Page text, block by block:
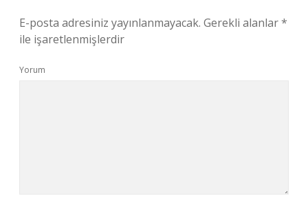
E-posta adresiniz yayınlanmayacak. Gerekli alanlar*
ile işaretlenmişlerdir
Yorum